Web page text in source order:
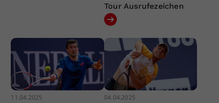
Tour Ausrufezeichen
11.04.2025 04.04.2025